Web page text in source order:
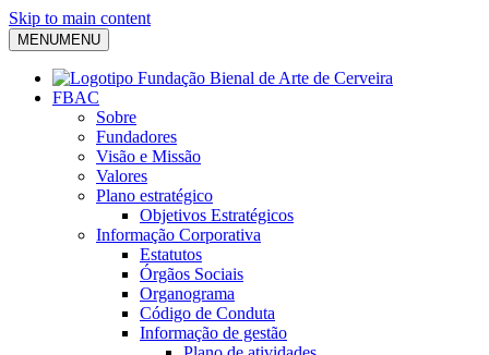
Skip to main content
MENUMENU
FBAC
Sobre
Fundadores
Visão e Missão
Valores
Plano estratégico
Objetivos Estratégicos
Informação Corporativa
Estatutos
Órgãos Sociais
Organograma
Código de Conduta
Informação de gestão